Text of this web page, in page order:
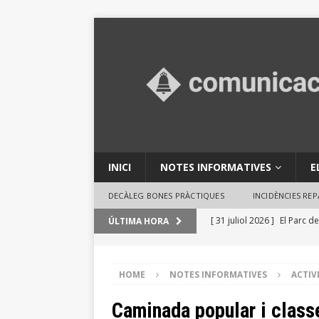
INICI NOTES INFORMATIVES
DECÀLEG BONES PRÀCTIQUES INCIDÈNCIES
ÚLTIMA HORA [ 31 juliol 2026 ] El Parc
[ 29 juliol 2026 ]
HOME NOTES INFORMATIVES
Caminada popular i